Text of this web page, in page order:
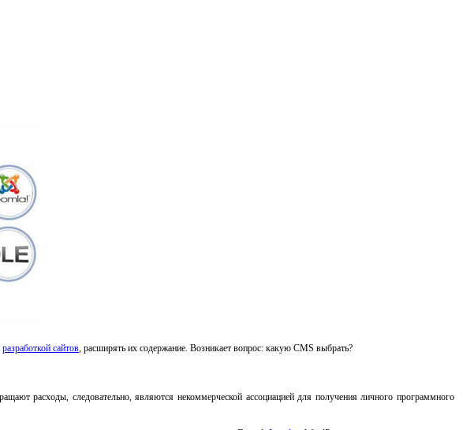
разработкой сайтов, расширять их содержание. Возникает вопрос: какую CMS выбрать?
расходы, следовательно, являются некоммерческой ассоциацией для получения личного программного